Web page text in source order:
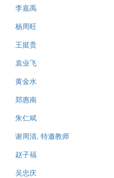
李嘉禹
杨周旺
王挺贵
袁业飞
黄金水
郑惠南
朱仁斌
谢周清, 特邀教师
赵子福
吴忠庆